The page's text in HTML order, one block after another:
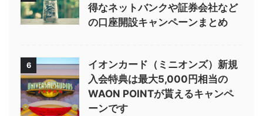
得なネットバンクや証券会社など
の口座開設キャンペーンまとめ
6
イオンカード（ミニオンズ）新規
入会特典は最大5,000円相当の
WAON POINTが貰えるキャンペ
ーンです